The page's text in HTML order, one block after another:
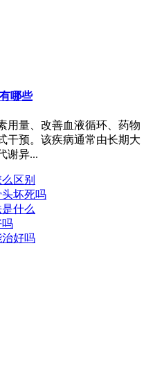
哪些
用量、改善血液循环、药物
干预。该疾病通常由长期大
谢异...
区别
坏死吗
什么
吗
好吗